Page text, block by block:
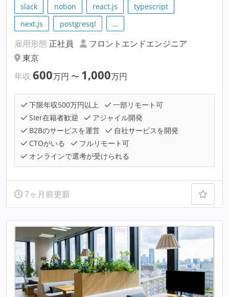
slack notion react.js
typescript
next.js
postgresql …
雇用形態 正社員
フロントエンドエンジニア
東京
年収 600万円 〜 1,000万円
下限年収500万円以上
一部リモート可
SIer在籍者歓迎
アジャイル開発
B2Bのサービスを運営
自社サービスを開発
CTOがいる
フルリモート可
オンラインで選考が受けられる
7ヶ月前更新